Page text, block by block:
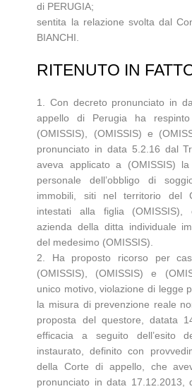
di PERUGIA;
sentita la relazione svolta dal
BIANCHI.
RITENUTO IN
1. Con decreto pronunciato in
appello di Perugia ha
(OMISSIS), (OMISSIS) e
pronunciato in data 5.2.16 dal
aveva applicato a (OMISSIS)
personale dell’obbligo di
immobili, siti nel territorio del
intestati alla figlia
azienda della ditta individuale
del medesimo (OMISSIS).
2. Ha proposto ricorso per
(OMISSIS), (OMISSIS) e
unico motivo, violazione di legge
la misura di prevenzione reale
proposta del questore, datata
efficacia a seguito dell’esito
instaurato, definito con
della Corte di appello, che
pronunciato in data 17.12.2013,